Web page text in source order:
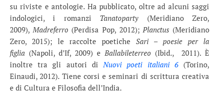
su riviste e antologie. Ha pubblicato, oltre ad alcuni saggi
indologici, i romanzi Tanatoparty (Meridiano Zero,
2009), Madreferro (Perdisa Pop, 2012);Planctus (Meridiano
Zero, 2015); le raccolte poetiche Sari – poesie per la
figlia (Napoli, d’If, 2009) e Ballabileterreo (Ibid., 2011). È
inoltre tra gli autori diNuovi poeti italiani 6(Torino,
Einaudi, 2012). Tiene corsi e seminari di scrittura creativa
e di Cultura e Filosofia dell’India.